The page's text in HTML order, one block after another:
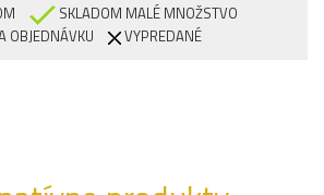
SKLADOM MALÉ MNOŽSTVO
OBJEDNÁVKU
VYPREDANÉ